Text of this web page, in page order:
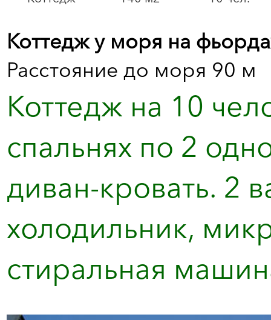
Коттедж у моря на
Расстояние до моря 90 м
Коттедж на 10
спальнях по 2
диван-кровать. 2
холодильник,
стиральная